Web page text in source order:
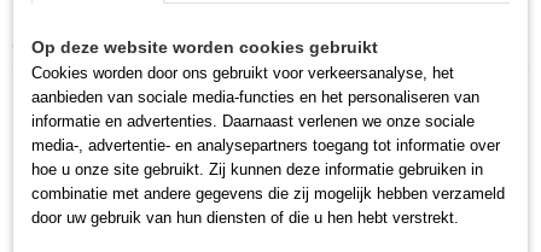
Home >Horeca>Koelkasten >Rooster 502 x 440 mm
Op deze website worden cookies gebruikt
Cookies worden door ons gebruikt voor verkeersanalyse, het
aanbieden van sociale media-functies en het personaliseren van
informatie en advertenties. Daarnaast verlenen we onze sociale
media-, advertentie- en analysepartners toegang tot informatie over
hoe u onze site gebruikt. Zij kunnen deze informatie gebruiken in
combinatie met andere gegevens die zij mogelijk hebben verzameld
door uw gebruik van hun diensten of die u hen hebt verstrekt.